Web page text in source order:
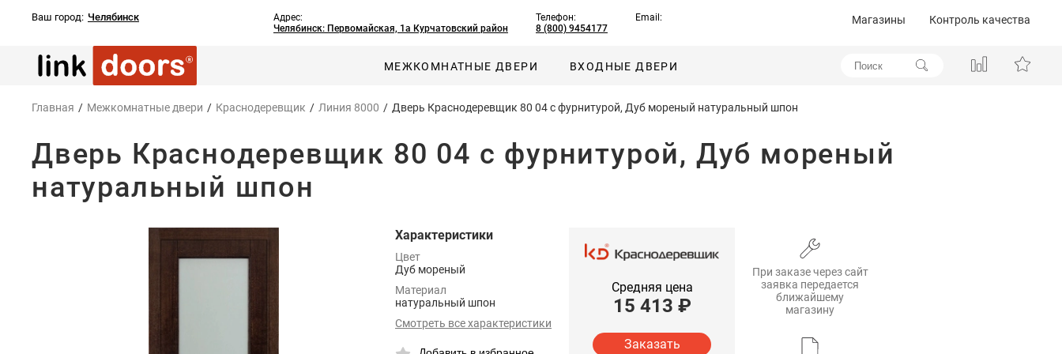
Ваш город: Челябинск
Адрес:
Челябинск: Первомайская, 1а Курчатовский район
Телефон:
8 (800) 9454177
Email: Магазины Контроль качества
МЕЖКОМНАТНЫЕ ДВЕРИ ВХОДНЫЕ ДВЕРИ
Главная / Межкомнатные двери / Краснодеревщик / Линия 8000 / Дверь Краснодеревщик 80 04 с фурнитурой, Дуб мореный натуральный шпон
Дверь Краснодеревщик 80 04 с фурнитурой, Дуб мореный
натуральный шпон
Характеристики
Цвет
Дуб мореный
Материал
натуральный шпон
Смотреть все характеристики
Средняя цена
15 413 ₽
Заказать
При заказе через сайт
заявка передается
ближайшему
магазину